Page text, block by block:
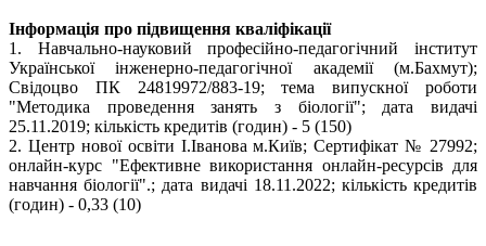
Інформація про підвищення кваліфікації
1. Навчально-науковий професійно-педагогічний інститут
Української інженерно-педагогічної академії (м.Бахмут);
Свідоцво ПК 24819972/883-19; тема випускної роботи
"Методика проведення занять з біології"; дата видачі
25.11.2019; кількість кредитів (годин) - 5 (150)
2. Центр нової освіти І.Іванова м.Київ; Сертифікат № 27992;
онлайн-курс "Ефективне використання онлайн-ресурсів для
навчання біології".; дата видачі 18.11.2022; кількість кредитів
(годин) - 0,33 (10)